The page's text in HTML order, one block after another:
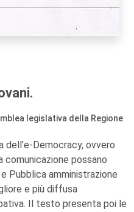
legislativa della Regione
Democracy, ovvero
possano
Pubblica amministrazione
e più diffusa
Il testo presenta poi le